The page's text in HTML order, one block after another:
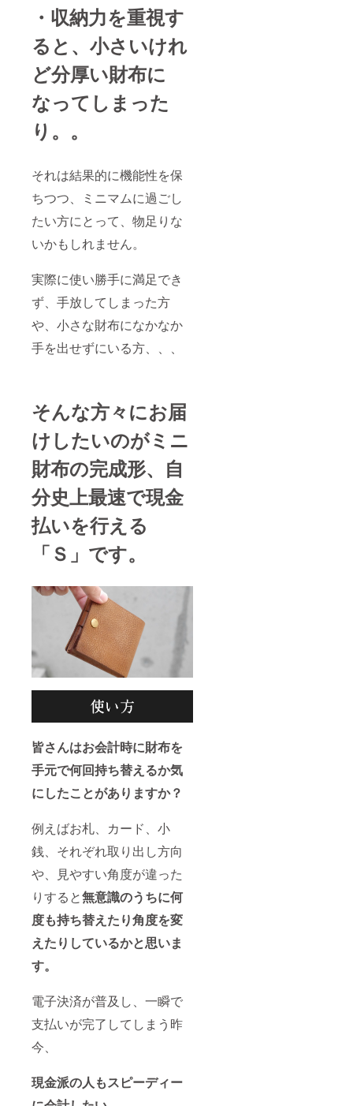
・収納力を重視す
ると、小さいけれ
ど分厚い財布に
なってしまった
り。。
それは結果的に機能性を保
ちつつ、ミニマムに過ごし
たい方にとって、物足りな
いかもしれません。
実際に使い勝手に満足でき
ず、手放してしまった方
や、小さな財布になかなか
手を出せずにいる方、、、
そんな方々にお届
けしたいのがミニ
財布の完成形、自
分史上最速で現金
払いを行える
「Ｓ」です。
皆さんはお会計時に財布を
手元で何回持ち替えるか気
にしたことがありますか？
例えばお札、カード、小
銭、それぞれ取り出し方向
や、見やすい角度が違った
りすると無意識のうちに何
度も持ち替えたり角度を変
えたりしているかと思いま
す。
電子決済が普及し、一瞬で
支払いが完了してしまう昨
今、
現金派の人もスピーディー